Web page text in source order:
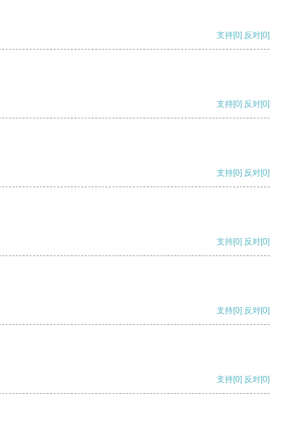
支持[0] 反对[0]
支持[0] 反对[0]
支持[0] 反对[0]
支持[0] 反对[0]
支持[0] 反对[0]
支持[0] 反对[0]